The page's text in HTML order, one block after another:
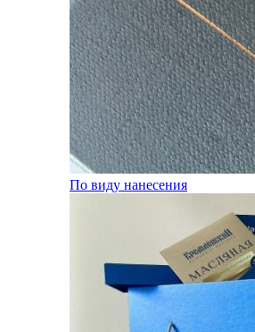
По виду нанесения